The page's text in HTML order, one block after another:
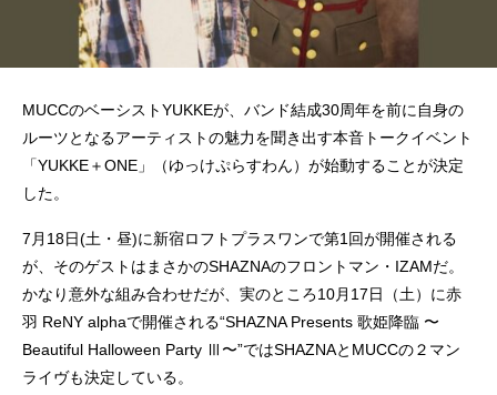
MUCCのベーシストYUKKEが、バンド結成30周年を前に自身の
ルーツとなるアーティストの魅力を聞き出す本音トークイベント
「YUKKE＋ONE」（ゆっけぷらすわん）が始動することが決定
した。
7月18日(土・昼)に新宿ロフトプラスワンで第1回が開催される
が、そのゲストはまさかのSHAZNAのフロントマン・IZAMだ。
かなり意外な組み合わせだが、実のところ10月17日（土）に赤
羽 ReNY alphaで開催される“SHAZNA Presents 歌姫降臨 〜
Beautiful Halloween Party Ⅲ〜”ではSHAZNAとMUCCの２マン
ライヴも決定している。